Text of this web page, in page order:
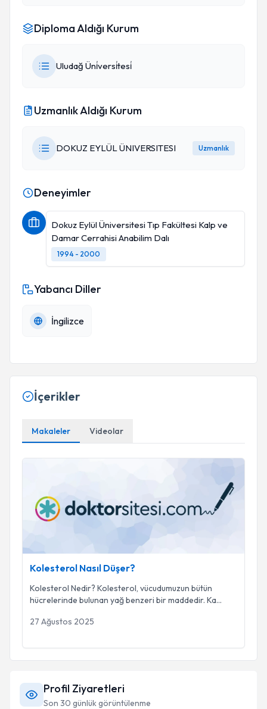
Diploma Aldığı Kurum
Uludağ Üni̇versi̇tesi̇
Uzmanlık Aldığı Kurum
DOKUZ EYLÜL ÜNIVERSITESI Uzmanlık
Deneyimler
Dokuz Eylül Üniversitesi Tıp Fakültesi Kalp ve
Damar Cerrahisi Anabilim Dalı
1994 - 2000
Yabancı Diller
İngilizce
İçerikler
Makaleler Videolar
Kolesterol Nasıl Düşer?
Kolesterol Nedir? Kolesterol, vücudumuzun bütün
hücrelerinde bulunan yağ benzeri bir maddedir. Ka...
27 Ağustos 2025
Profil Ziyaretleri
Son 30 günlük görüntülenme